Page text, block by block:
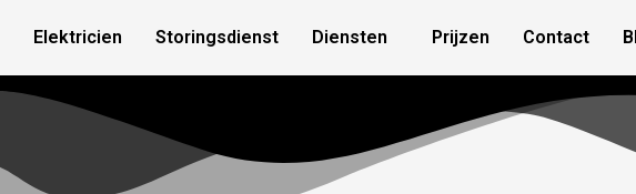
Elektricien Storingsdienst Diensten Prijzen Contact